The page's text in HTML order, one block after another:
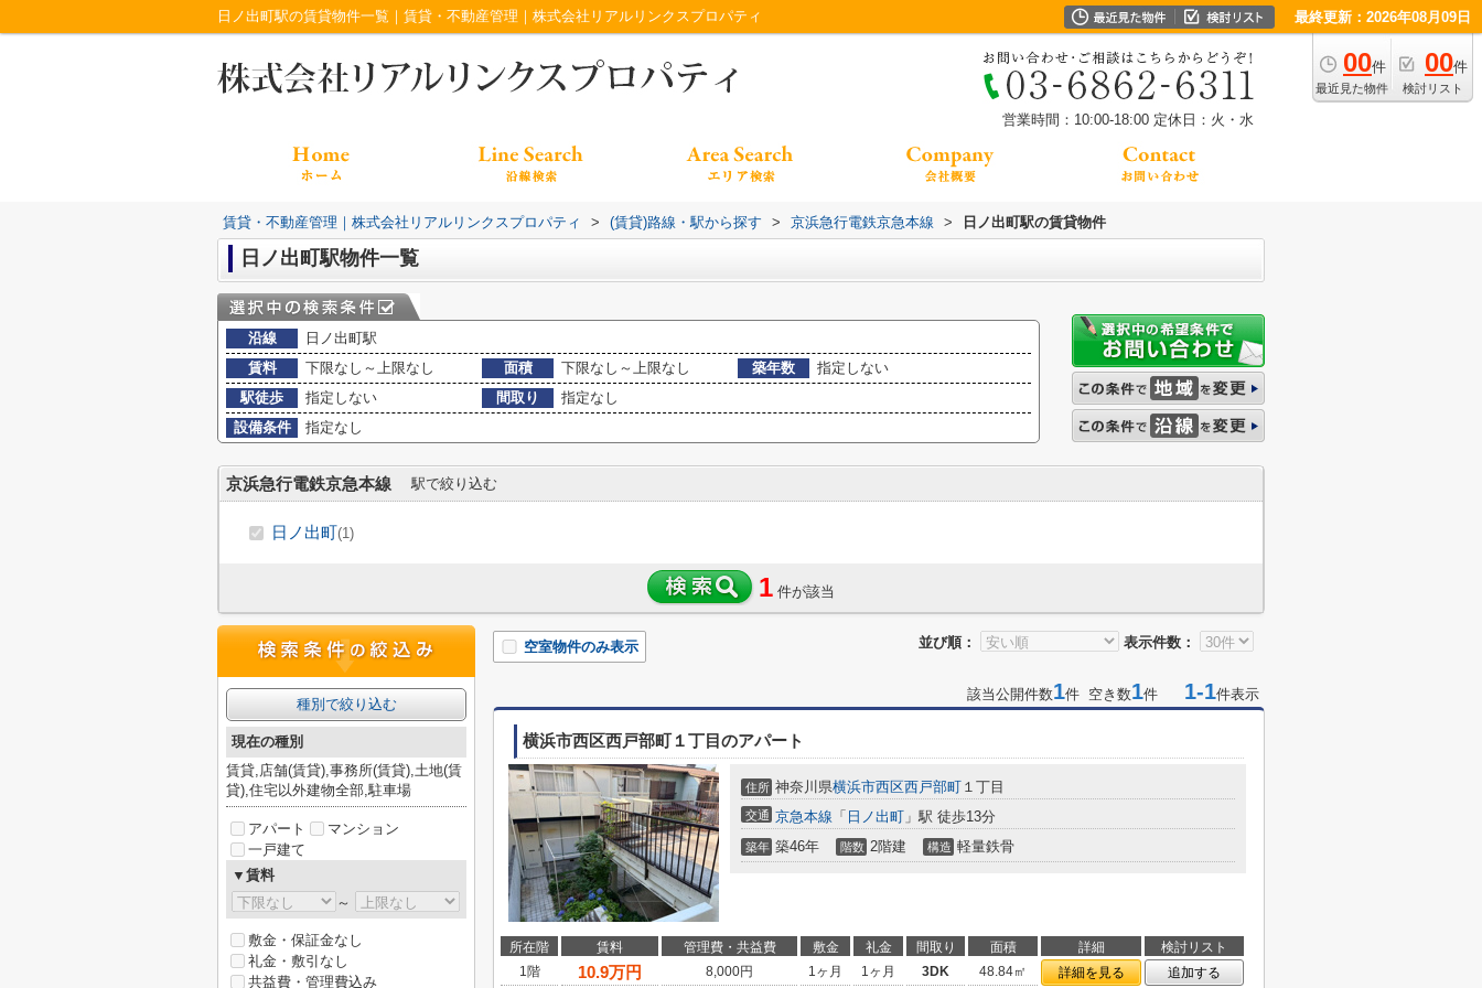
日ノ出町駅の賃貸物件一覧｜賃貸・不動産管理｜株式会社リアルリンクスプロパティ 最終更新：2026年08月09日
00件
最近見た物件
00件
検討リスト
営業時間：10:00-18:00 定休日：火・水
賃貸・不動産管理｜株式会社リアルリンクスプロパティ > (賃貸)路線・駅から探す > 京浜急行電鉄京急本線 > 日ノ出町駅の賃貸物件
日ノ出町駅物件一覧
沿線
日ノ出町駅
賃料
下限なし～上限なし 面積 下限なし～上限なし 築年数
指定しない
駅徒歩
指定しない 間取り
指定なし
設備条件
指定なし
京浜急行電鉄京急本線 駅で絞り込む
日ノ出町(1)
1 件が該当
並び順： 表示件数：
空室物件のみ表示
該当公開件数1件 空き数1件 1-1件表示
横浜市西区西戸部町１丁目のアパート
住所 神奈川県横浜市西区西戸部町 １丁目
交通 京急本線 「 日ノ出町 」駅 徒歩13分
築年 築46年 階数 2階建 構造 軽量鉄骨
所在階 賃料 管理費・共益費 敷金 礼金 間取り 面積 詳細
検討リスト
1階
10.9万円 8,000円 1ヶ月 1ヶ月 3DK 48.84㎡ 詳細を見る 追加する
種別で絞り込む
現在の種別
賃貸,店舗(賃貸),事務所(賃貸),土地(賃
貸),住宅以外建物全部,駐車場
アパート
マンション
一戸建て
▼賃料
～
敷金・保証金なし
礼金・敷引なし
共益費・管理費込み